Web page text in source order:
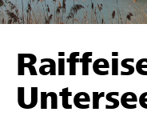
Parrainer
Soutien &
Trouvez des projets et